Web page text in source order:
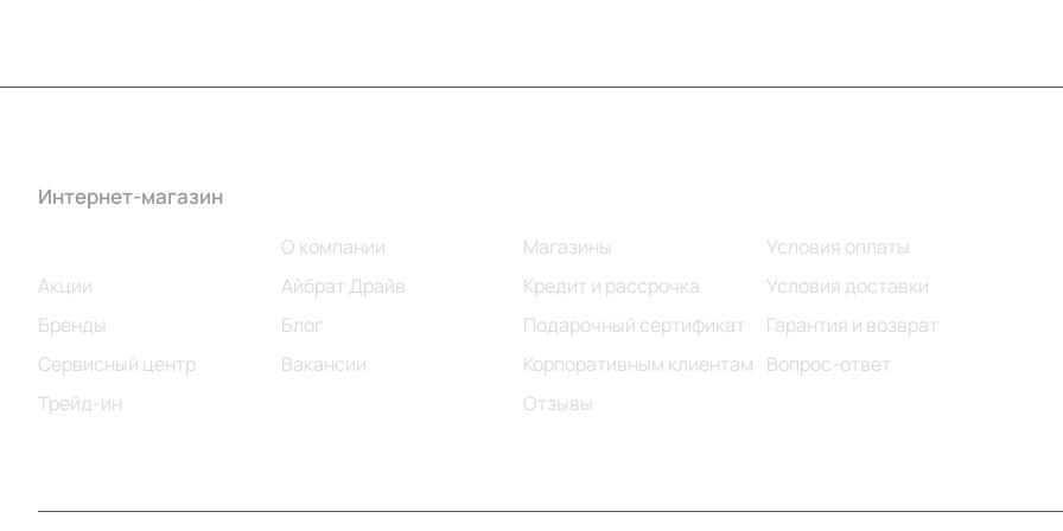
Интернет-магазин
Акции
Бренды
Сервисный центр
Трейд-ин
О компании
Айбрат Драйв
Блог
Вакансии
Магазины
Кредит и рассрочка
Подарочный сертификат
Корпоративным клиентам
Отзывы
Условия оплаты
Условия доставки
Гарантия и возврат
Вопрос-ответ